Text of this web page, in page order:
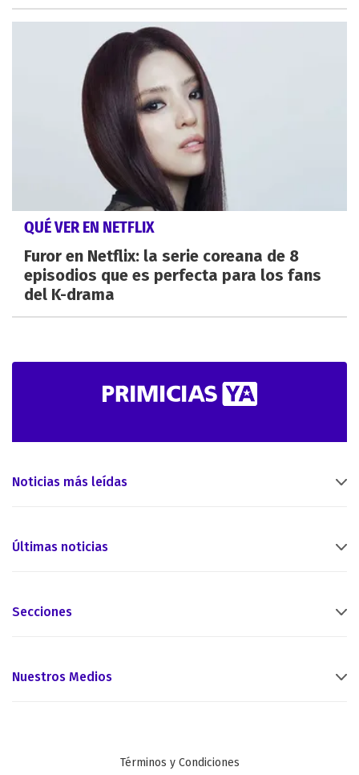
QUÉ VER EN NETFLIX
Furor en Netflix: la serie coreana de 8
episodios que es perfecta para los fans
del K-drama
Noticias más leídas
Últimas noticias
Secciones
Nuestros Medios
Términos y Condiciones